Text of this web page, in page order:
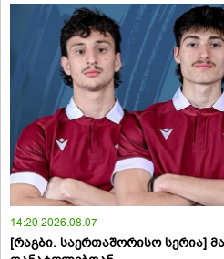
14:20 2026.08.07
[რაგბი. საერთაშორისო სერია]